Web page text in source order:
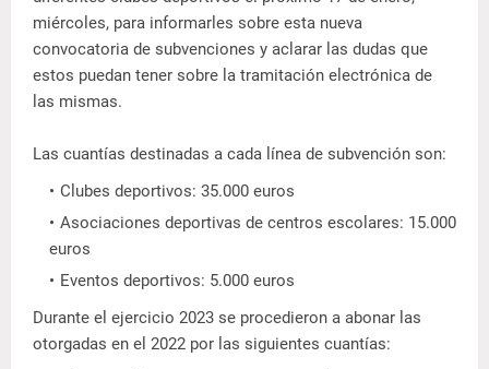
miércoles, para informarles sobre esta nueva
convocatoria de subvenciones y aclarar las dudas que
estos puedan tener sobre la tramitación electrónica de
las mismas.
Las cuantías destinadas a cada línea de subvención son:
Clubes deportivos: 35.000 euros
Asociaciones deportivas de centros escolares: 15.000
euros
Eventos deportivos: 5.000 euros
Durante el ejercicio 2023 se procedieron a abonar las
otorgadas en el 2022 por las siguientes cuantías: